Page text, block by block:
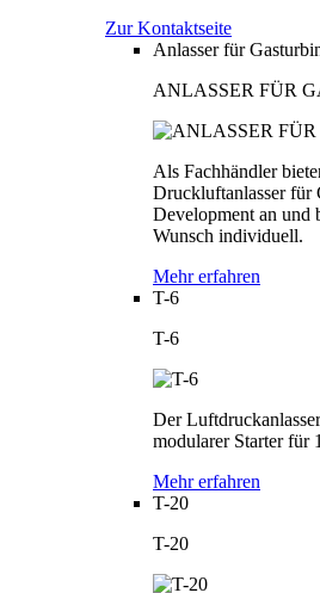
Zur Kontaktseite
Anlasser für
ANLASSER FÜR
Als Fachhändler
Druckluftanlasser für
Development an und
Wunsch individuell.
Mehr erfahren
T-6
T-6
Der
modularer Starter für
Mehr erfahren
T-20
T-20